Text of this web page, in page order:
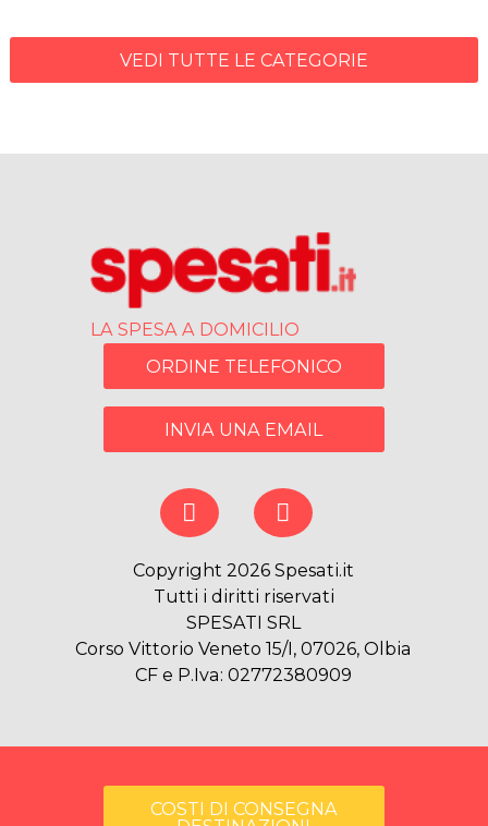
VEDI TUTTE LE CATEGORIE
LA SPESA A DOMICILIO
ORDINE TELEFONICO
INVIA UNA EMAIL
Copyright 2026 Spesati.it
Tutti i diritti riservati
SPESATI SRL
Corso Vittorio Veneto 15/I, 07026, Olbia
CF e P.Iva: 02772380909
COSTI DI CONSEGNA